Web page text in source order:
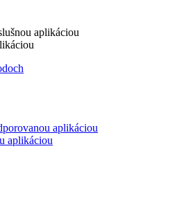
aplikáciou
aplikáciou
aplikáciou